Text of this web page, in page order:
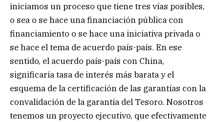
iniciamos un proceso que tiene tres vías posibles,
o sea o se hace una financiación pública con
financiamiento o se hace una iniciativa privada o
se hace el tema de acuerdo país-país. En ese
sentido, el acuerdo país-país con China,
significaría tasa de interés más barata y el
esquema de la certificación de las garantías con la
convalidación de la garantía del Tesoro. Nosotros
tenemos un proyecto ejecutivo, que efectivamente